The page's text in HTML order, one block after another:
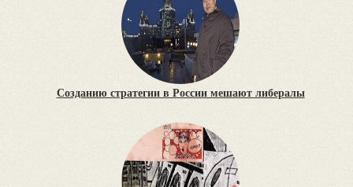
Созданию стратегии в России мешают либералы